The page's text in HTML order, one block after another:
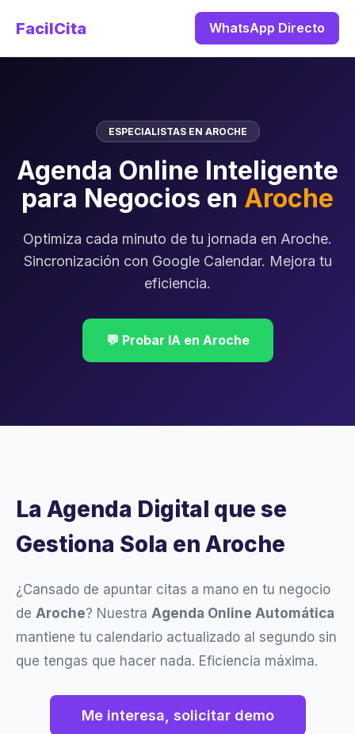
FacilCita WhatsApp Directo
ESPECIALISTAS EN AROCHE
Agenda Online Inteligente
para Negocios en Aroche
Optimiza cada minuto de tu jornada en Aroche.
Sincronización con Google Calendar. Mejora tu
eficiencia.
💬 Probar IA en Aroche
La Agenda Digital que se
Gestiona Sola en Aroche
¿Cansado de apuntar citas a mano en tu negocio
de Aroche? Nuestra Agenda Online Automática
mantiene tu calendario actualizado al segundo sin
que tengas que hacer nada. Eficiencia máxima.
Me interesa, solicitar demo